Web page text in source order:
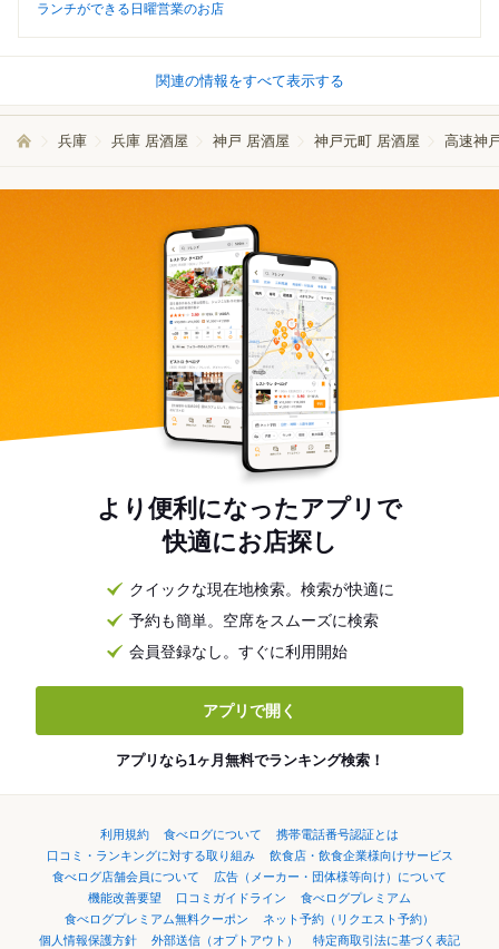
ランチができる日曜営業のお店
関連の情報をすべて表示する
兵庫 兵庫 居酒屋 神戸 居酒屋 神戸元町 居酒屋 高速神
より便利になったアプリで
快適にお店探し
クイックな現在地検索。検索が快適に
予約も簡単。空席をスムーズに検索
会員登録なし。すぐに利用開始
アプリで開く
アプリなら1ヶ月無料でランキング検索！
利用規約 食べログについて
携帯電話番号認証とは
口コミ・ランキングに対する取り組み
飲食店・飲食企業様向けサービス
食べログ店舗会員について
広告（メーカー・団体様等向け）について
機能改善要望
口コミガイドライン
食べログプレミアム
食べログプレミアム無料クーポン
ネット予約（リクエスト予約）
個人情報保護方針
外部送信（オプトアウト） 特定商取引法に基づく表記